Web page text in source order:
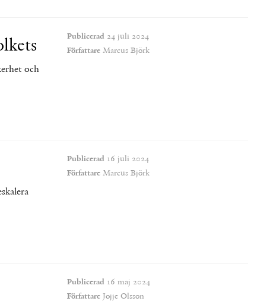
och
Publicerad 24 juli 2024
Författare Marcus Björk
Publicerad 16 juli 2024
Författare Marcus Björk
Publicerad 16 maj 2024
Författare Jojje Olsson